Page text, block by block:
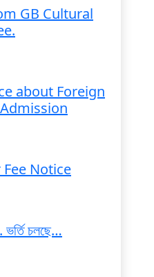
GB Cultural
about Foreign
Notice
ভর্তি চলছে…